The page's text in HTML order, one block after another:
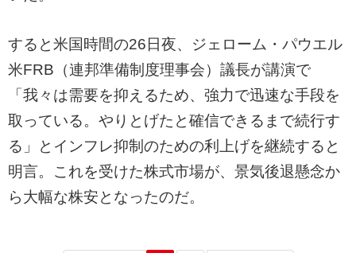
すると米国時間の26日夜、ジェローム・パウエル
米FRB（連邦準備制度理事会）議長が講演で
「我々は需要を抑えるため、強力で迅速な手段を
取っている。やりとげたと確信できるまで続行す
る」とインフレ抑制のための利上げを継続すると
明言。これを受けた株式市場が、景気後退懸念か
ら大幅な株安となったのだ。